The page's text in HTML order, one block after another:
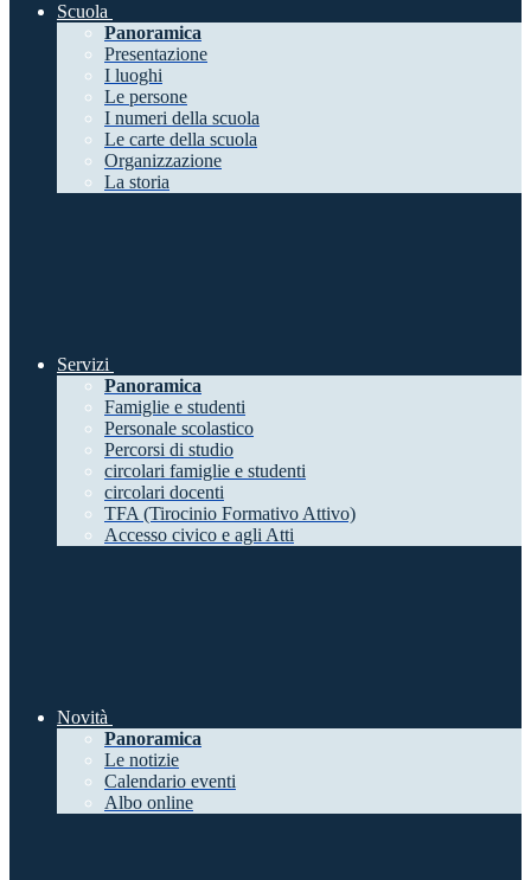
Scuola
Panoramica
Presentazione
I luoghi
Le persone
I numeri della scuola
Le carte della scuola
Organizzazione
La storia
Servizi
Panoramica
Famiglie e studenti
Personale scolastico
Percorsi di studio
circolari famiglie e studenti
circolari docenti
TFA (Tirocinio Formativo Attivo)
Accesso civico e agli Atti
Novità
Panoramica
Le notizie
Calendario eventi
Albo online